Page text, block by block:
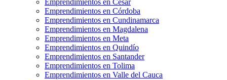
Emprendimientos en Cesar
Emprendimientos en Córdoba
Emprendimientos en Cundinamarca
Emprendimientos en Magdalena
Emprendimientos en Meta
Emprendimientos en Quindío
Emprendimientos en Santander
Emprendimientos en Tolima
Emprendimientos en Valle del Cauca